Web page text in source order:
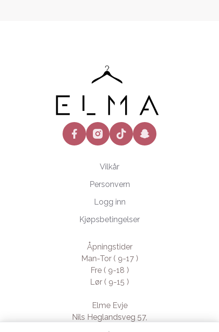
facebookinstagramtiktok snapchat
Vilkår
Personvern
Logg inn
Kjøpsbetingelser
Åpningstider
Man-Tor ( 9-17 )
Fre ( 9-18 )
Lør ( 9-15 )
Elme Evje
Nils Heglandsveg 57,
4735 Evje, Norway